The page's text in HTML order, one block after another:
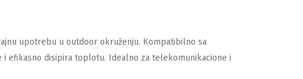
upotrebu u outdoor okruženju. Kompatibilno sa
i efikasno disipira toplotu. Idealno za telekomunikacione i